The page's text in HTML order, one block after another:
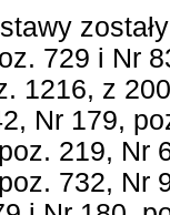
729 i Nr
1216, z
Nr 179,
219, Nr
732, Nr